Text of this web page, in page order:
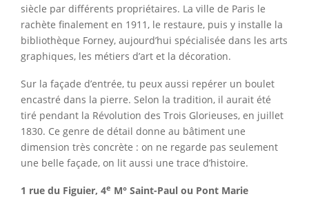
siècle par différents propriétaires. La ville de Paris le
rachète finalement en 1911, le restaure, puis y installe la
bibliothèque Forney, aujourd’hui spécialisée dans les arts
graphiques, les métiers d’art et la décoration.
Sur la façade d’entrée, tu peux aussi repérer un boulet
encastré dans la pierre. Selon la tradition, il aurait été
tiré pendant la Révolution des Trois Glorieuses, en juillet
1830. Ce genre de détail donne au bâtiment une
dimension très concrète : on ne regarde pas seulement
une belle façade, on lit aussi une trace d’histoire.
1 rue du Figuier, 4e M° Saint-Paul ou Pont Marie